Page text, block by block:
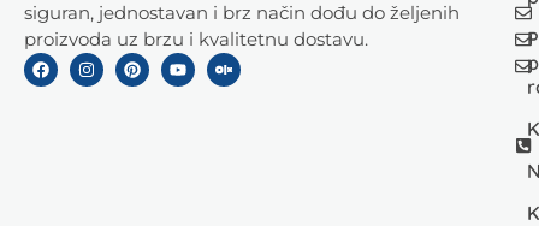
siguran, jednostavan i brz način dođu do željenih
proizvoda uz brzu i kvalitetnu dostavu.